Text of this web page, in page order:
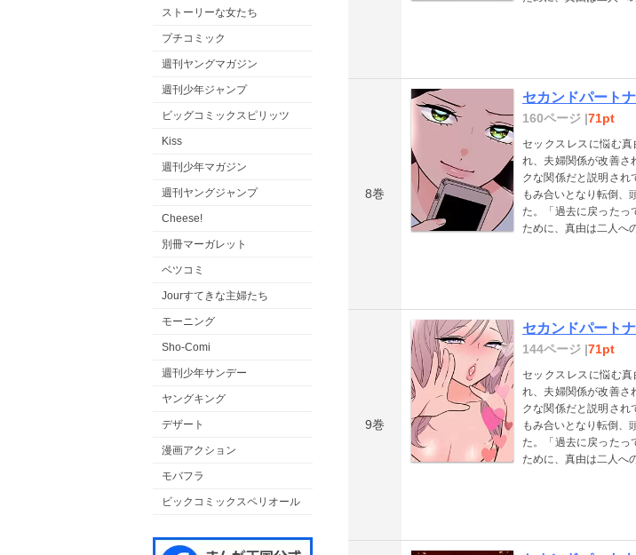
ストーリーな女たち
プチコミック
週刊ヤングマガジン
週刊少年ジャンプ
ビッグコミックスピリッツ
Kiss
週刊少年マガジン
週刊ヤングジャンプ
Cheese!
別冊マーガレット
ベツコミ
Jourすてきな主婦たち
モーニング
Sho-Comi
週刊少年サンデー
ヤングキング
デザート
漫画アクション
モバフラ
ビックコミックスペリオール
8巻
セカンドパート
160ページ |71pt
セックスレスに悩む
れ、夫婦関係が改善さ
クな関係だと説明され
もみ合いとなり転倒、
た。「過去に戻ったっ
ために、真由は二人へ
9巻
セカンドパート
144ページ |71pt
セックスレスに悩む
れ、夫婦関係が改善さ
クな関係だと説明され
もみ合いとなり転倒、
た。「過去に戻ったっ
ために、真由は二人へ